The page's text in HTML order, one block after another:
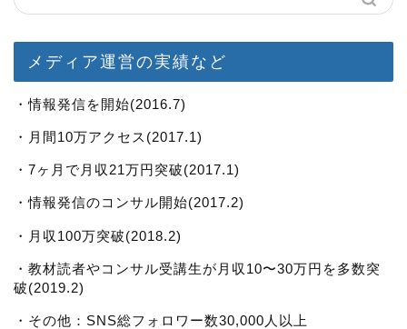
メディア運営の実績など
・情報発信を開始(2016.7)
・月間10万アクセス(2017.1)
・7ヶ月で月収21万円突破(2017.1)
・情報発信のコンサル開始(2017.2)
・月収100万突破(2018.2)
・教材読者やコンサル受講生が月収10〜30万円を多数突
破(2019.2)
・その他：SNS総フォロワー数30,000人以上